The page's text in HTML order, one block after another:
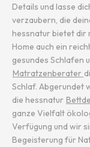
Details und lasse
verzaubern, die
hessnatur bietet dir
Home auch ein
gesundes Schlafen
Matratzenberater
Schlaf. Abgerundet
die hessnatur
ganze Vielfalt
Verfügung und wir
Begeisterung für